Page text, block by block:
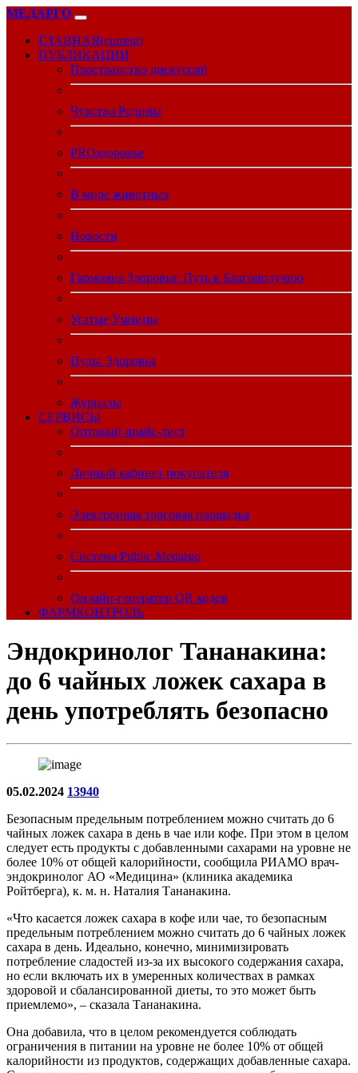
МЕДАРГО
ГЛАВНАЯ(current)
ПУБЛИКАЦИИ
Пространство дискуссий
Чувство Родины
PROздоровье
В мире животных
Новости
Гармония Здоровья: Путь к Благополучию
Усатые Умницы
Пульс Здоровья
Журналы
CЕРВИСЫ
Оптовый прайс-лист
Личный кабинет покупателя
Электронная торговая площадка
Система Public.Medargo
Онлайн-генератор QR кодов
ФАРМКОНТРОЛЬ
Эндокринолог Тананакина:
до 6 чайных ложек сахара в
день употреблять безопасно
05.02.2024 13940
Безопасным предельным потреблением можно считать до 6
чайных ложек сахара в день в чае или кофе. При этом в целом
следует есть продукты с добавленными сахарами на уровне не
более 10% от общей калорийности, сообщила РИАМО врач-
эндокринолог АО «Медицина» (клиника академика
Ройтберга), к. м. н. Наталия Тананакина.
«Что касается ложек сахара в кофе или чае, то безопасным
предельным потреблением можно считать до 6 чайных ложек
сахара в день. Идеально, конечно, минимизировать
потребление сладостей из-за их высокого содержания сахара,
но если включать их в умеренных количествах в рамках
здоровой и сбалансированной диеты, то это может быть
приемлемо», – сказала Тананакина.
Она добавила, что в целом рекомендуется соблюдать
ограничения в питании на уровне не более 10% от общей
калорийности из продуктов, содержащих добавленные сахара.